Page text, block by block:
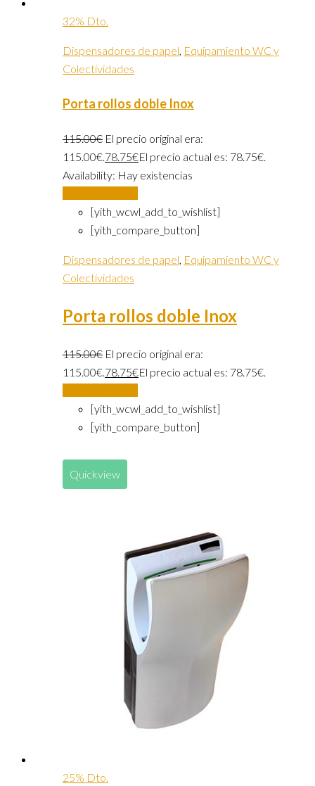
32% Dto.
Dispensadores de papel, Equipamiento WC y
Colectividades
Porta rollos doble Inox
115.00€ El precio original era:
115.00€.78.75€El precio actual es: 78.75€.
Availability: Hay existencias
[yith_wcwl_add_to_wishlist]
[yith_compare_button]
Dispensadores de papel, Equipamiento WC y
Colectividades
Porta rollos doble Inox
115.00€ El precio original era:
115.00€.78.75€El precio actual es: 78.75€.
[yith_wcwl_add_to_wishlist]
[yith_compare_button]
Quickview
25% Dto.